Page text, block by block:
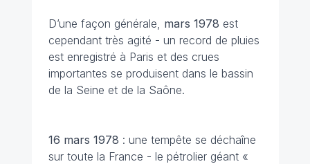
D’une façon générale, mars 1978 est
cependant très agité - un record de pluies
est enregistré à Paris et des crues
importantes se produisent dans le bassin
de la Seine et de la Saône.
16 mars 1978 : une tempête se déchaîne
sur toute la France - le pétrolier géant «